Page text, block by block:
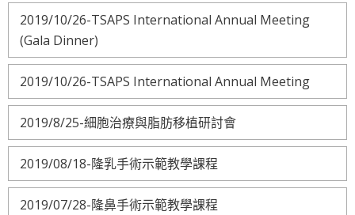
2019/10/26-TSAPS International Annual Meeting
(Gala Dinner)
2019/10/26-TSAPS International Annual Meeting
2019/8/25-細胞治療與脂肪移植研討會
2019/08/18-隆乳手術示範教學課程
2019/07/28-隆鼻手術示範教學課程